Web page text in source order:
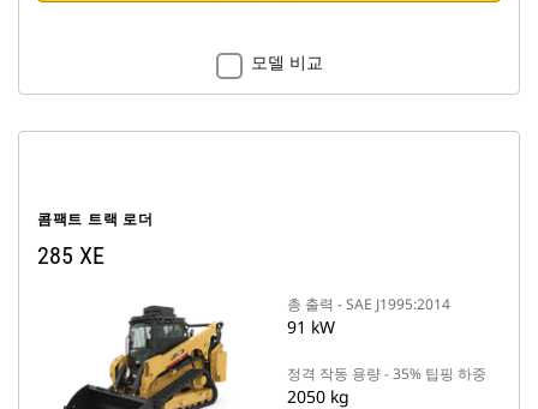
모델 비교
콤팩트 트랙 로더
285 XE
총 출력 - SAE J1995:2014
91 kW
정격 작동 용량 - 35% 팁핑 하중
2050 kg